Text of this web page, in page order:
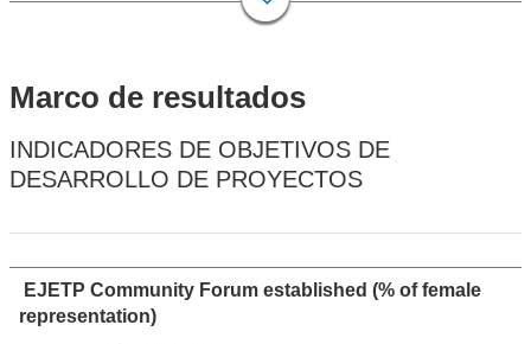
Marco de resultados
INDICADORES DE OBJETIVOS DE
DESARROLLO DE PROYECTOS
EJETP Community Forum established (% of female
representation)